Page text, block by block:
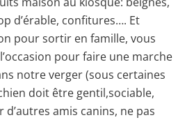
d’érable, confitures…. Et
pour sortir en famille, vous
pour faire une marche
notre verger (sous certaines
doit être gentil,sociable,
amis canins, ne pas